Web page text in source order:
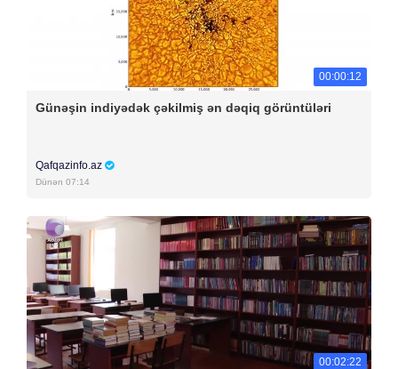
00:00:12
Günəşin indiyədək çəkilmiş ən dəqiq görüntüləri
Qafqazinfo.az
Dünən 07:14
00:02:22